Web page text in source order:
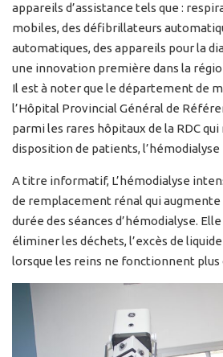
appareils d’assistance tels que :
mobiles, des défibrillateurs
automatiques, des appareils pour la
une innovation première dans la
Il est à noter que le département de
l’Hôpital Provincial Général de
parmi les rares hôpitaux de la RDC
disposition de patients,
A titre informatif, L’hémodialyse
de remplacement rénal qui
durée des séances d’hémodialyse.
éliminer les déchets, l’excès de
lorsque les reins ne fonctionnent